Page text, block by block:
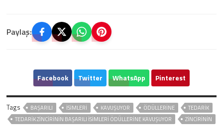
Paylaş:
Facebook Twitter WhatsApp Pinterest
Tags BAŞARILI ISIMLERI KAVUŞUYOR ÖDÜLLERINE
TEDARIK
TEDARIK ZINCIRININ BAŞARILI ISIMLERI ÖDÜLLERINE KAVUŞUYOR
ZINCIRININ